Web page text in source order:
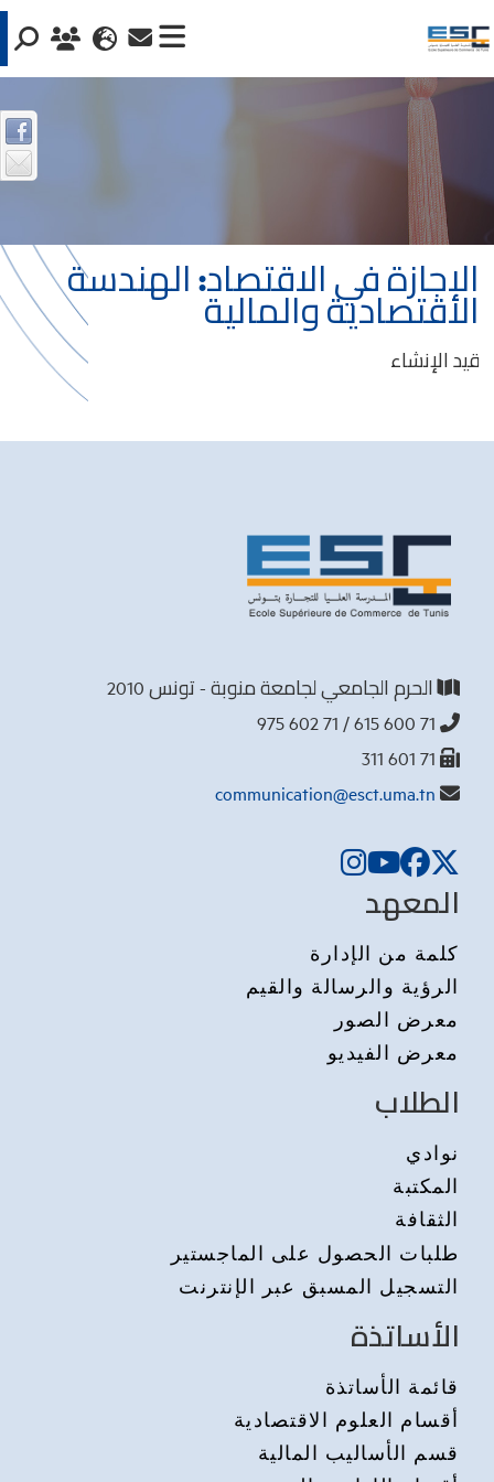
الإجازة في الاقتصاد: الهندسة
الاقتصادية والمالية
قيد الإنشاء
الحرم الجامعي لجامعة منوبة - تونس 2010
communication@esct.uma.tn
المعهد
كلمة من الإدارة
الرؤية والرسالة والقيم
معرض الصور
معرض الفيديو
الطلاب
نوادي
المكتبة
الثقافة
طلبات الحصول على الماجستير
التسجيل المسبق عبر الإنترنت
الأساتذة
قائمة الأساتذة
أقسام العلوم الاقتصادية
قسم الأساليب المالية